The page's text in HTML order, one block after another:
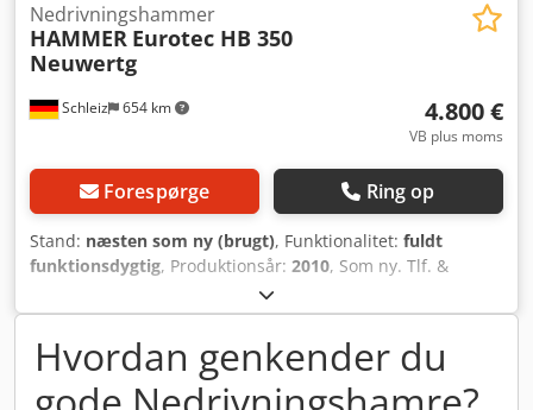
Schleiz 654 km
Nedrivningshammer
HAMMER Eurotec HB 350
Neuwertg
4.800 €
VB plus moms
Forespørge Ring op
Stand: næsten som ny (brugt), Funktionalitet: fuldt
funktionsdygtig, Produktionsår: 2010, Som ny. Tlf. &
WhatsApp: 00491728909019. Djdpfxey D Ah Eo Abwsck
07907 Schleiz – Industriestr. 28 – Tyskland
Hvordan genkender du